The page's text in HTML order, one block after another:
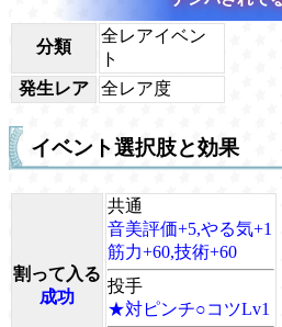
分類
全レアイベン
ト
発生レア
全レア度
イベント選択肢と効果
割って入る
成功
共通
音美評価+5,やる気+1
筋力+60,技術+60
投手
★対ピンチ○コツLv1